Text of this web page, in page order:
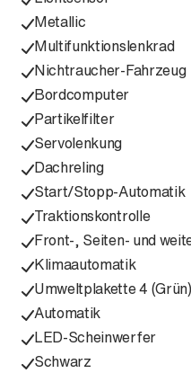
Metallic
Multifunktionslenkrad
Nichtraucher-Fahrzeug
Bordcomputer
Partikelfilter
Servolenkung
Dachreling
Start/Stopp-Automatik
Traktionskontrolle
Front-, Seiten- und
Klimaautomatik
Umweltplakette 4 (Grün)
Automatik
LED-Scheinwerfer
Schwarz